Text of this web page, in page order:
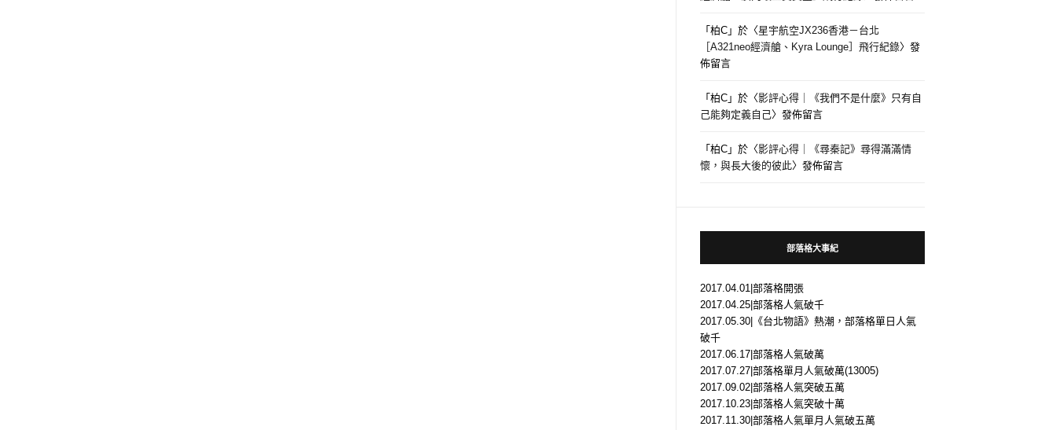
「柏C 」於〈星宇航空JX236香港－台北
［A321neo經濟艙、Kyra Lounge］飛行紀錄〉發
佈留言
「柏C 」於〈影評心得｜《我們不是什麼》只有自
己能夠定義自己〉發佈留言
「柏C 」於〈影評心得｜《尋秦記》尋得滿滿情
懷，與長大後的彼此〉發佈留言
部落格大事紀
2017.04.01|部落格開張
2017.04.25|部落格人氣破千
2017.05.30|《台北物語》熱潮，部落格單日人氣
破千
2017.06.17|部落格人氣破萬
2017.07.27|部落格單月人氣破萬(13005)
2017.09.02|部落格人氣突破五萬
2017.10.23|部落格人氣突破十萬
2017.11.30|部落格人氣單月人氣破五萬